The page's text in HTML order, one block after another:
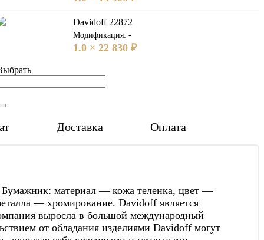
Davidoff 22872
Модификация: -
1.0 × 22 830 ₽
Доставка Оплата
Бумажник: материал — кожа теленка, цвет —
— хромирование. Davidoff является
выросла в большой международный
от обладания изделиями Davidoff могут